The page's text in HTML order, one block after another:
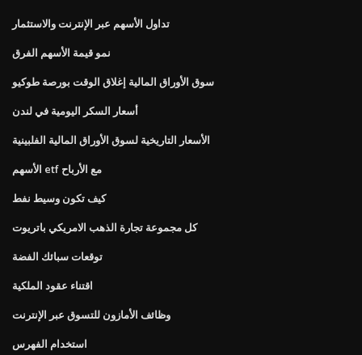
تداول الأسهم عبر الإنترنت والاستثمار
نمو قيمة الأسهم الفرق
سوق الأوراق المالية إغلاق الوقت بورصة طوكيو
أسعار السكر اليومية في لندن
الأسعار التاريخية لسوق الأوراق المالية الفلبينية
الأسهم etf مع الأرباح
كيف تكون وسيط نفط
كل مجموعة تجارة الذهب الامريكي باتريوت
توقعات سبائك الفضة
اقتناء عقود الملكية
وظائف الأمازون للتسوق عبر الإنترنت
استخدام الفهرس